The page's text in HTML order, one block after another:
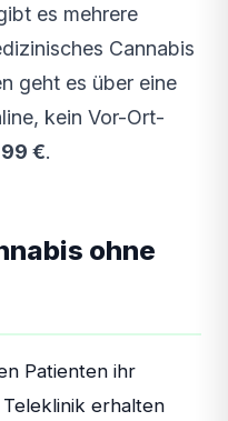
es mehrere
Cannabis
geht es über eine
kein Vor-Ort-
€.
ohne
Patienten ihr
erhalten